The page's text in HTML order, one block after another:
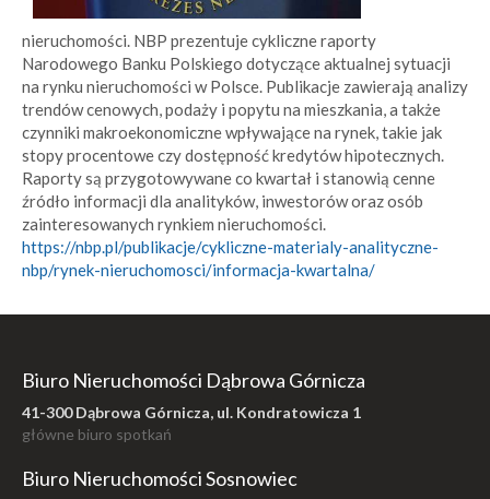
nieruchomości. NBP prezentuje cykliczne raporty
Narodowego Banku Polskiego dotyczące aktualnej sytuacji
na rynku nieruchomości w Polsce. Publikacje zawierają analizy
trendów cenowych, podaży i popytu na mieszkania, a także
czynniki makroekonomiczne wpływające na rynek, takie jak
stopy procentowe czy dostępność kredytów hipotecznych.
Raporty są przygotowywane co kwartał i stanowią cenne
źródło informacji dla analityków, inwestorów oraz osób
zainteresowanych rynkiem nieruchomości.
https://nbp.pl/publikacje/cykliczne-materialy-analityczne-
nbp/rynek-nieruchomosci/informacja-kwartalna/
Biuro Nieruchomości Dąbrowa Górnicza
41-300 Dąbrowa Górnicza, ul. Kondratowicza 1
główne biuro spotkań
Biuro Nieruchomości Sosnowiec